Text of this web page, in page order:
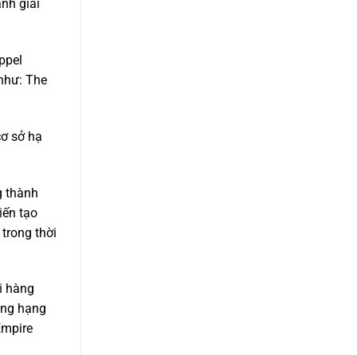
giai
The
sở hạ
thành
tạo
thời
hàng
hạng